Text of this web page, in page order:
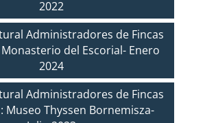
2022
Administradores de Fincas
del Escorial- Enero
2024
Administradores de Fincas
Museo Thyssen Bornemisza-